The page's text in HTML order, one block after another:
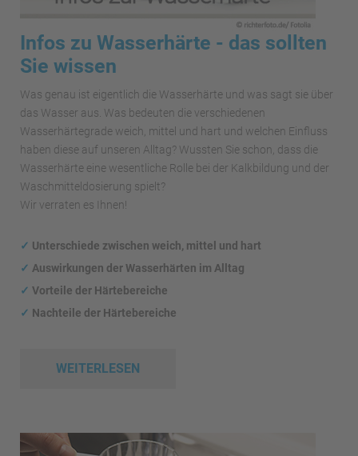
Infos zu Wasserhärte - das sollten
Sie wissen
Was genau ist eigentlich die Wasserhärte und was sagt sie über
das Wasser aus. Was bedeuten die verschiedenen
Wasserhärtegrade weich, mittel und hart und welchen Einfluss
haben diese auf unseren Alltag? Wussten Sie schon, dass die
Wasserhärte eine wesentliche Rolle bei der Kalkbildung und der
Waschmitteldosierung spielt?
Wir verraten es Ihnen!
✓ Unterschiede zwischen weich, mittel und hart
✓ Auswirkungen der Wasserhärten im Alltag
✓ Vorteile der Härtebereiche
✓ Nachteile der Härtebereiche
WEITERLESEN